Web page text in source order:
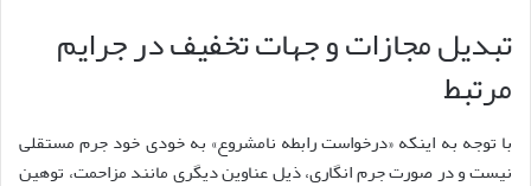
تبدیل مجازات و جهات تخفیف در جرایم
مرتبط
با توجه به اینکه «درخواست رابطه نامشروع» به خودی خود جرم مستقلی
نیست و در صورت جرم انگاری، ذیل عناوین دیگری مانند مزاحمت، توهین